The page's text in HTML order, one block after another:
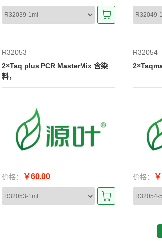
R32053
2×Taq plus PCR MasterMix 含染
料，
价格： ￥60.00
R32054
价格：